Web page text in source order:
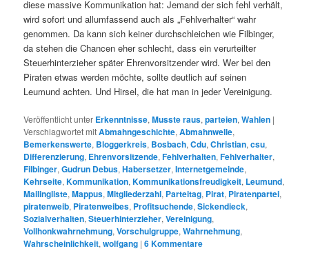
diese massive Kommunikation hat: Jemand der sich fehl verhält,
wird sofort und allumfassend auch als „Fehlverhalter“ wahr
genommen. Da kann sich keiner durchschleichen wie Filbinger,
da stehen die Chancen eher schlecht, dass ein verurteilter
Steuerhinterzieher später Ehrenvorsitzender wird. Wer bei den
Piraten etwas werden möchte, sollte deutlich auf seinen
Leumund achten. Und Hirsel, die hat man in jeder Vereinigung.
Veröffentlicht unter Erkenntnisse,Musste raus,parteien,Wahlen |
Verschlagwortet mitAbmahngeschichte,Abmahnwelle,
Bemerkenswerte, Bloggerkreis, Bosbach,Cdu,Christian,csu,
Differenzierung, Ehrenvorsitzende,Fehlverhalten,Fehlverhalter,
Filbinger,Gudrun Debus,Habersetzer,Internetgemeinde,
Kehrseite,Kommunikation,Kommunikationsfreudigkeit, Leumund,
Mailingliste,Mappus,Mitgliederzahl, Parteitag, Pirat, Piratenpartei,
piratenweib, Piratenweibes, Profitsuchende,Sickendieck,
Sozialverhalten,Steuerhinterzieher,Vereinigung,
Vollhonkwahrnehmung,Vorschulgruppe,Wahrnehmung,
Wahrscheinlichkeit,wolfgang |6Kommentare